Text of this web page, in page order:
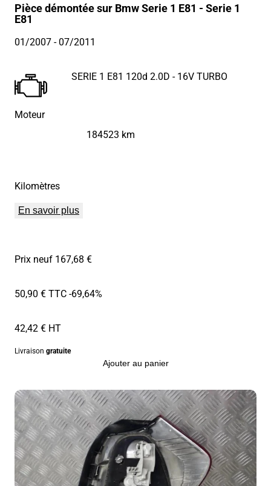
Pièce démontée sur Bmw Serie 1 E81 - Serie 1
E81
01/2007- 07/2011
Moteur
SERIE 1 E81 120d 2.0D - 16V TURBO
Kilomètres
184523 km
En savoir plus
Prix neuf 167,68 €
50,90 € TTC-69,64%
42,42 € HT
Livraison gratuite
Ajouter au panier